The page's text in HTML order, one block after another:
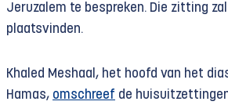
Jeruzalem te bespreken. Die zitting
plaatsvinden.
Khaled Meshaal, het hoofd van het
Hamas, omschreef de